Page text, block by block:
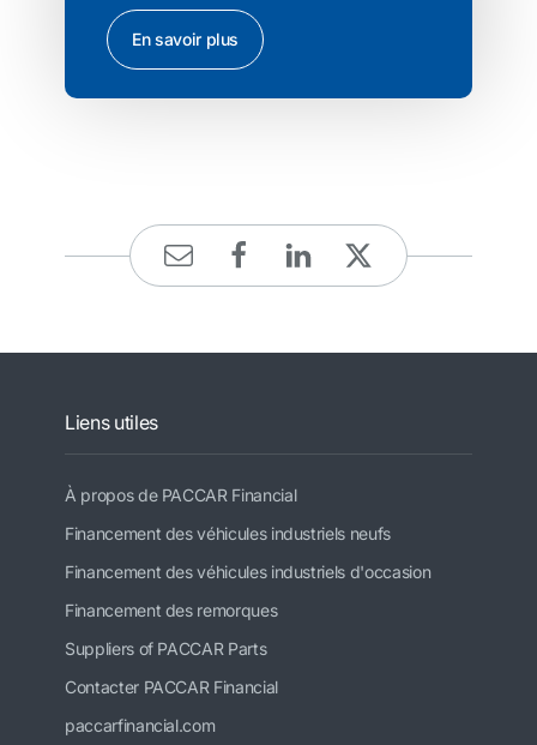
En savoir plus
Liens utiles
À propos de PACCAR Financial
Financement des véhicules industriels neufs
Financement des véhicules industriels d'occasion
Financement des remorques
Suppliers of PACCAR Parts
Contacter PACCAR Financial
paccarfinancial.com